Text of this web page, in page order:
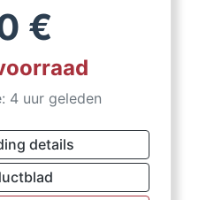
€
4 uur geleden
details